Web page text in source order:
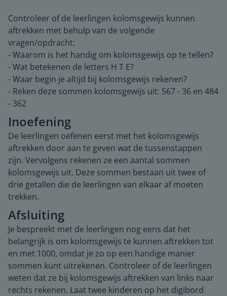
Controleer of de leerlingen kolomsgewijs kunnen
aftrekken met behulp van de volgende
vragen/opdracht:
- Waarom is het handig om kolomsgewijs op te tellen?
- Wat betekenen de letters H T E?
- Waar begin je altijd bij kolomsgewijs rekenen?
- Reken deze sommen kolomsgewijs uit: 567 - 36 en 484
- 362
Inoefening
De leerlingen oefenen eerst met het kolomsgewijs
aftrekken door aan te geven wat de tussenstappen
zijn. Vervolgens rekenen ze een aantal sommen
kolomsgewijs uit. Deze sommen bestaan uit twee of
drie getallen die de leerlingen van elkaar af moeten
trekken.
Afsluiting
Je bespreekt met de leerlingen nog eens dat het
belangrijk is om kolomsgewijs te kunnen aftrekken tot
en met 1000, omdat je zo op een handige manier
sommen kunt uitrekenen. Controleer of de leerlingen
weten dat ze bij kolomsgewijs aftrekken van links naar
rechts rekenen. Laat twee kinderen op het digibord